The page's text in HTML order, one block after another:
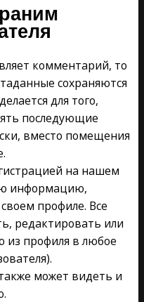
комментарий, то
сохраняются
для того,
последующие
вместо помещения
на нашем
информацию,
профиле. Все
редактировать или
профиля в любое
может видеть и